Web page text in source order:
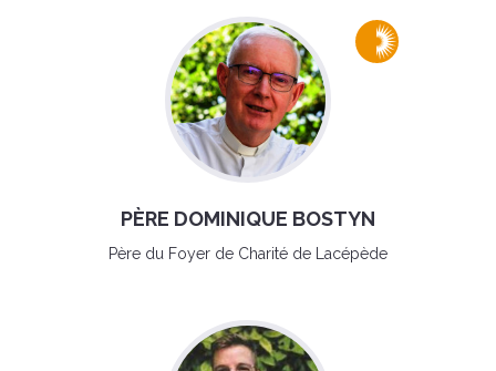
PÈRE DOMINIQUE BOSTYN
Père du Foyer de Charité de Lacépède